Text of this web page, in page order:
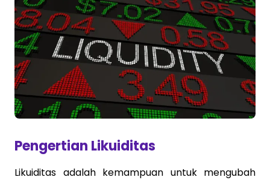
Pengertian Likuiditas
Likuiditas adalah kemampuan untuk mengubah